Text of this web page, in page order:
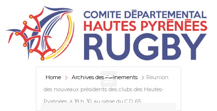
Home Archives des événements
Réunion
des nouveaux présidents des clubs des Hautes-
Pyrénées, à 18 h 30, au siège du C.D. 65